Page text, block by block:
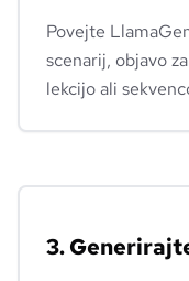
Povejte
scenarij, objavo
lekcijo ali
3.